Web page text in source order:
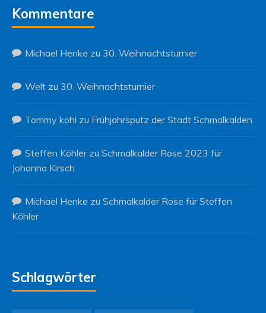
Kommentare
Michael Henke zu 30. Weihnachtsturnier
Welt zu 30. Weihnachtsturnier
Tommy kohl zu Frühjahrsputz der Stadt Schmalkalden
Steffen Köhlerzu Schmalkalder Rose 2023 für
Johanna Kirsch
Michael Henke zu Schmalkalder Rose für Steffen
Köhler
Schlagwörter